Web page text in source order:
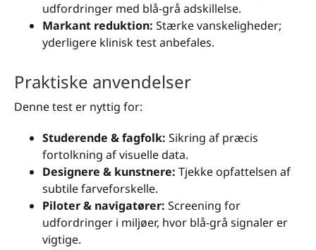
udfordringer med blå-grå adskillelse.
Markant reduktion: Stærke vanskeligheder;
yderligere klinisk test anbefales.
Praktiske anvendelser
Denne test er nyttig for:
Studerende & fagfolk: Sikring af præcis
fortolkning af visuelle data.
Designere & kunstnere: Tjekke opfattelsen af
subtile farveforskelle.
Piloter & navigatører: Screening for
udfordringer i miljøer, hvor blå-grå signaler er
vigtige.